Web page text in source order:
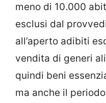
meno di 10.000
esclusi dal
all’aperto adibiti
vendita di generi
quindi beni
ma anche il